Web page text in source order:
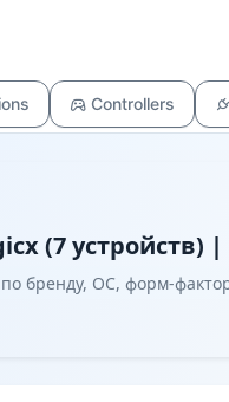
Controllers
(7 устройств) |
бренду, ОС, форм-